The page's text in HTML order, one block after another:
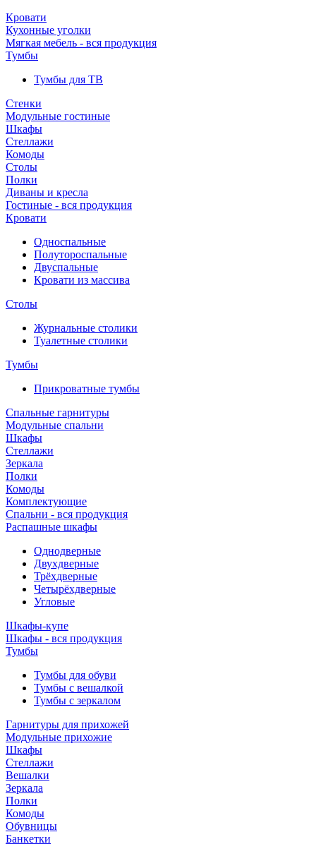
Кровати
Кухонные уголки
Мягкая мебель - вся продукция
Тумбы
Тумбы для ТВ
Стенки
Модульные гостиные
Шкафы
Стеллажи
Комоды
Столы
Полки
Диваны и кресла
Гостиные - вся продукция
Кровати
Односпальные
Полутороспальные
Двуспальные
Кровати из массива
Столы
Журнальные столики
Туалетные столики
Тумбы
Прикроватные тумбы
Спальные гарнитуры
Модульные спальни
Шкафы
Стеллажи
Зеркала
Полки
Комоды
Комплектующие
Спальни - вся продукция
Распашные шкафы
Однодверные
Двухдверные
Трёхдверные
Четырёхдверные
Угловые
Шкафы-купе
Шкафы - вся продукция
Тумбы
Тумбы для обуви
Тумбы с вешалкой
Тумбы с зеркалом
Гарнитуры для прихожей
Модульные прихожие
Шкафы
Стеллажи
Вешалки
Зеркала
Полки
Комоды
Обувницы
Банкетки